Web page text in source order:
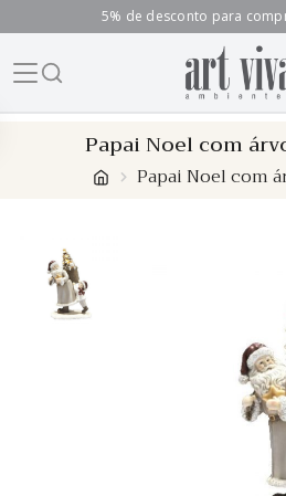
5% de desconto para
Papai Noel com
Papai Noel com